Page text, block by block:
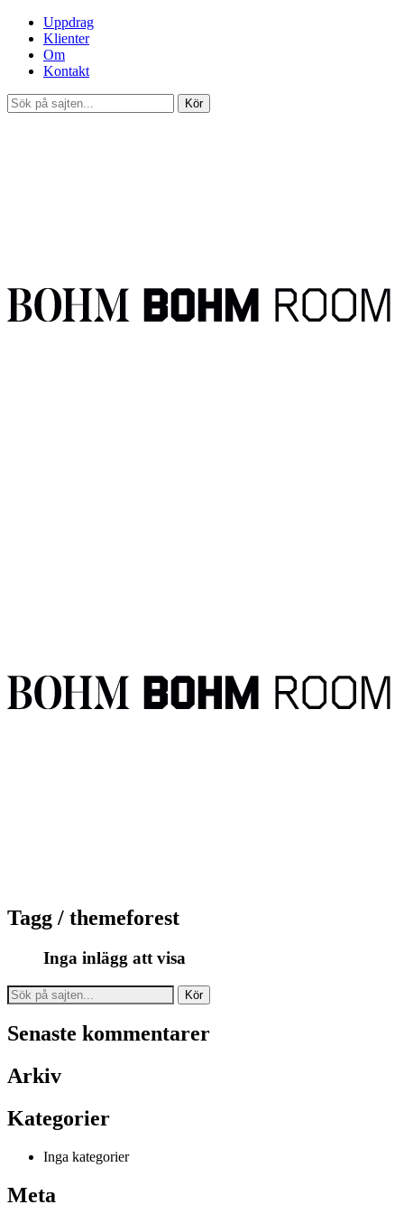
Uppdrag
Klienter
Om
Kontakt
Tagg / themeforest
Inga inlägg att visa
Search
for:
Senaste kommentarer
Arkiv
Kategorier
Inga kategorier
Meta